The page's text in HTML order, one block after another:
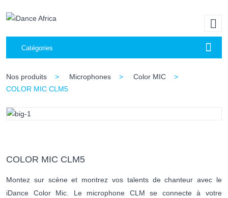
Catégories
Nos produits Microphones
Color MIC
COLOR MIC CLM5
COLOR MIC CLM5
Montez sur scène et montrez vos talents de chanteur avec le
iDance Color Mic. Le microphone CLM se connecte à votre